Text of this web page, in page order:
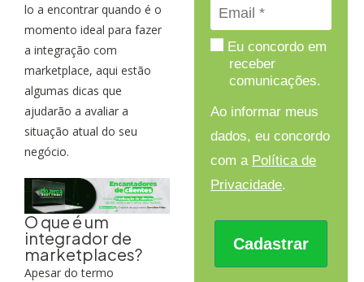
lo a encontrar quando é o
momento ideal para fazer
a integração com
marketplace, aqui estão
algumas dicas que
ajudarão a avaliar a
situação atual do seu
negócio.
O que é um
integrador de
marketplaces?
Apesar do termo
Eu concordo em
receber
comunicações.
Ao informar meus
dados, eu concordo
com a Política de
Privacidade.
Cadastrar